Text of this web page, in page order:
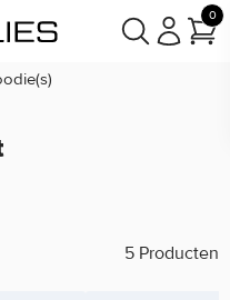
0
morgen bezorgd
5 Producten